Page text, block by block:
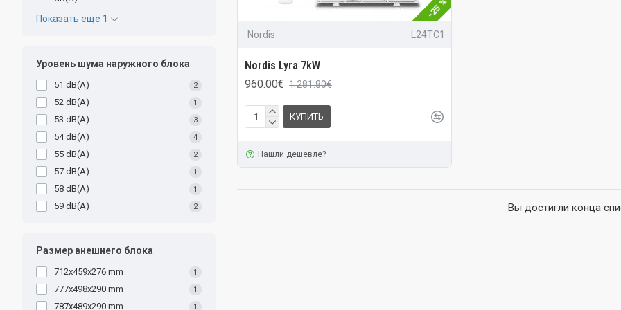
Показать еще 1
Уровень шума наружного блока
51 dB(A) 2
52 dB(A) 1
53 dB(A) 3
54 dB(A) 4
55 dB(A) 2
57 dB(A) 1
58 dB(A) 1
59 dB(A) 2
Размер внешнего блока
712x459x276 mm 1
777x498x290 mm 1
787x489x290 mm 1
-25 %
Nordis L24TC1
Nordis Lyra 7kW
960.00€ 1 281.80€
КУПИТЬ
Нашли дешевле?
Вы достигли конца